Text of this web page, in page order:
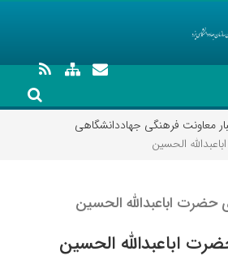
معاونت فرهنگی جهاددانشگاهی
الحسین
حضرت اباعبدالله الحسین
اباعبدالله الحسین